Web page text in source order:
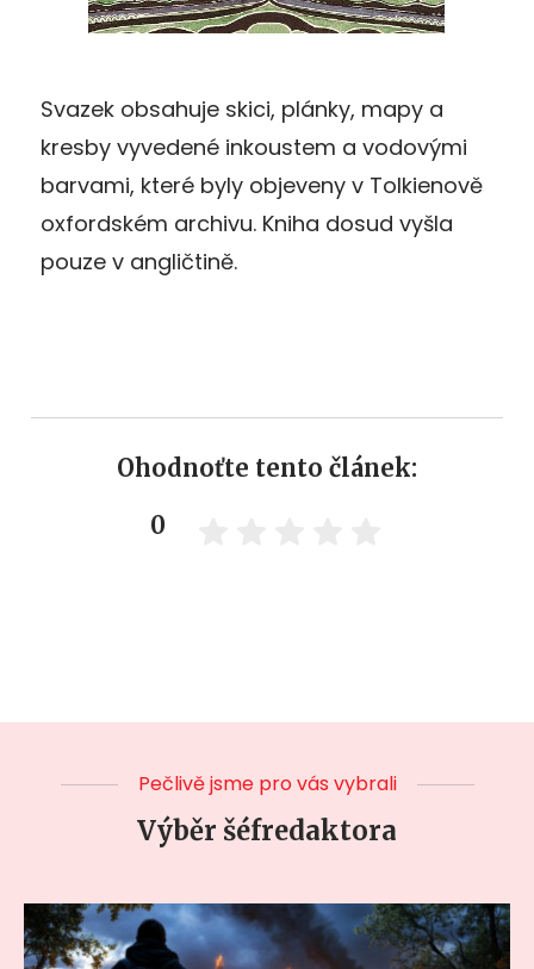
Svazek obsahuje skici, plánky, mapy a
kresby vyvedené inkoustem a vodovými
barvami, které byly objeveny v Tolkienově
oxfordském archivu. Kniha dosud vyšla
pouze v angličtině.
Ohodnoťte tento článek:
0
Pečlivě jsme pro vás vybrali
Výběr šéfredaktora